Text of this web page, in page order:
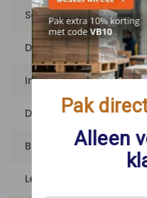
Soort vloer
Dessin
Inhoud per pak (m²)
Dikte (mm)
Breedte (cm)
Lengte (cm)
Pak
Alleen